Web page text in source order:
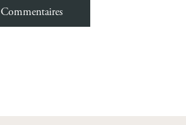
Commentaires